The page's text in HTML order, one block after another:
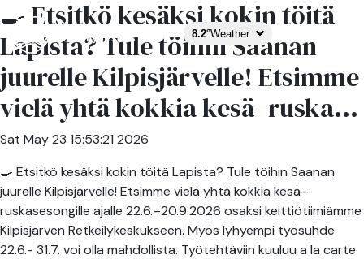
8.2°Weather
🍳 Etsitkö kesäksi kokin töitä
Lapista? Tule töihin Saanan
juurelle Kilpisjärvelle! Etsimme
vielä yhtä kokkia kesä–ruska...
Sat May 23 15:53:21 2026
🍳 Etsitkö kesäksi kokin töitä Lapista? Tule töihin Saanan
juurelle Kilpisjärvelle! Etsimme vielä yhtä kokkia kesä–
ruskasesongille ajalle 22.6.–20.9.2026 osaksi keittiötiimiämme
Kilpisjärven Retkeilykeskukseen. Myös lyhyempi työsuhde
22.6.- 31.7. voi olla mahdollista. Työtehtäviin kuuluu a la carte